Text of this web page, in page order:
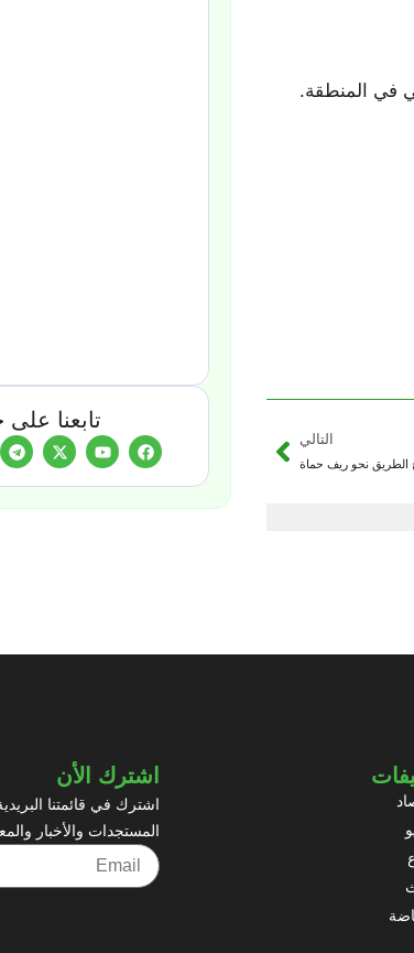
في المنطقة.
التالي
الطريق نحو ريف حماة
تابعنا على
اشترك الأن
اشترك في قائمتنا
المستجدات والأخبار